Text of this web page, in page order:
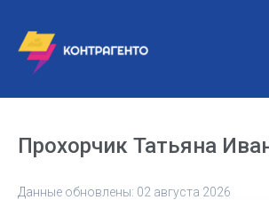
Прохорчик Татьяна
Данные обновлены: 02 августа 2026